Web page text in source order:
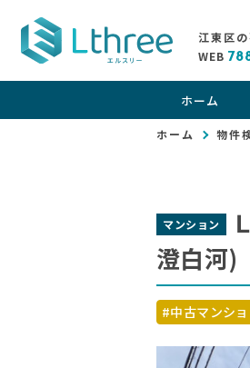
江東区
WEB
ホーム
ホーム 物件
マンション
澄白河)
#中古マンシ